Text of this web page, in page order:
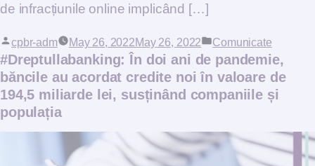
de infracțiunile online implicând […]
Posted by
cpbr-adm May 26, 2022May 26, 2022 Posted in
Comunicate
#Dreptullabanking: În doi ani de pandemie,
băncile au acordat credite noi în valoare de
194,5 miliarde lei, susținând companiile și
populația